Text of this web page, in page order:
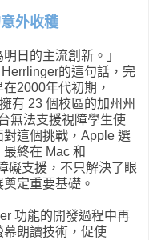
外收穫
日的主流創新。」
的這句話，完
2000年代初期，
有 23 個校區的加州州
無法支援視障學生使
這個挑戰，Apple 選
終在 Mac 和
礙支援，不只解決了眼
定重要基礎。
功能的開發過程中再
朗讀技術，促使